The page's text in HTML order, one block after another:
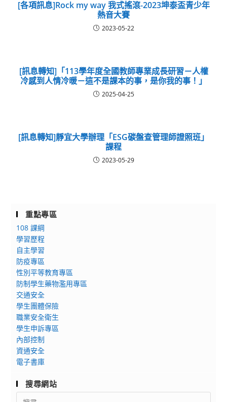
[各項訊息]Rock my way 我式搖滾-2023坤泰盃青少年
熱音大賽
2023-05-22
[訊息轉知]「113學年度全國教師專業成長研習－人權
冷感到人情冷暖－這不是課本的事，是你我的事！」
2025-04-25
[訊息轉知]靜宜大學辦理「ESG碳盤查管理師證照班」
課程
2023-05-29
重點專區
108 課綱
學習歷程
自主學習
防疫專區
性別平等教育專區
防制學生藥物濫用專區
交通安全
學生團體保險
職業安全衛生
學生申訴專區
內部控制
資通安全
電子書庫
搜尋網站
Search